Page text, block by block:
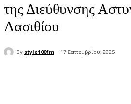
της Διεύθυνσης
Λασιθίου
By style100fm 17 Σεπτεμβρίου, 2025